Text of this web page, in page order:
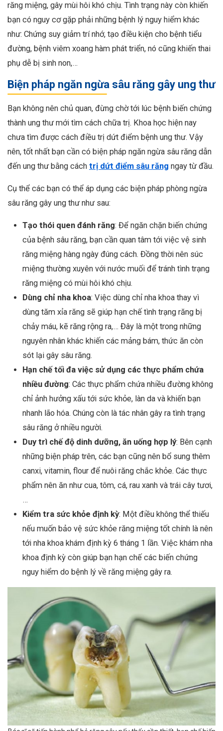
răng miệng, gây mùi hôi khó chịu. Tình trạng này còn khiến
bạn có nguy cơ gặp phải những bệnh lý nguy hiểm khác
như: Chứng suy giảm trí nhớ, tạo điều kiện cho bệnh tiểu
đường, bệnh viêm xoang hàm phát triển, nó cũng khiến thai
phụ dễ bị sinh non,…
Biện pháp ngăn ngừa sâu răng gây ung thư
Bạn không nên chủ quan, đừng chờ tới lúc bệnh biến chứng
thành ung thư mới tìm cách chữa trị. Khoa học hiện nay
chưa tìm được cách điều trị dứt điểm bệnh ung thư. Vậy
nên, tốt nhất bạn cần có biện pháp ngăn ngừa sâu răng dẫn
đến ung thư bằng cách trị dứt điểm sâu răng ngay từ đầu.
Cụ thể các bạn có thể áp dụng các biện pháp phòng ngừa
sâu răng gây ung thư như sau:
Tạo thói quen đánh răng: Để ngăn chặn biến chứng
của bệnh sâu răng, bạn cần quan tâm tới việc vệ sinh
răng miệng hàng ngày đúng cách. Đồng thời nên súc
miệng thường xuyên với nước muối để tránh tình trạng
răng miệng có mùi hôi khó chịu.
Dùng chỉ nha khoa: Việc dùng chỉ nha khoa thay vì
dùng tăm xỉa răng sẽ giúp hạn chế tình trạng răng bị
chảy máu, kẽ răng rộng ra,… Đây là một trong những
nguyên nhân khác khiến các mảng bám, thức ăn còn
sót lại gây sâu răng.
Hạn chế tối đa việc sử dụng các thực phẩm chứa
nhiều đường: Các thực phẩm chứa nhiều đường không
chỉ ảnh hưởng xấu tới sức khỏe, làn da và khiến bạn
nhanh lão hóa. Chúng còn là tác nhân gây ra tình trạng
sâu răng ở nhiều người.
Duy trì chế độ dinh dưỡng, ăn uống hợp lý: Bên cạnh
những biện pháp trên, các bạn cũng nên bổ sung thêm
canxi, vitamin, flour để nuôi răng chắc khỏe. Các thực
phẩm nên ăn như cua, tôm, cá, rau xanh và trái cây tươi,
…
Kiểm tra sức khỏe định kỳ: Một điều không thể thiếu
nếu muốn bảo vệ sức khỏe răng miệng tốt chính là nên
tới nha khoa khám định kỳ 6 tháng 1 lần. Việc khám nha
khoa định kỳ còn giúp bạn hạn chế các biến chứng
nguy hiểm do bệnh lý về răng miệng gây ra.